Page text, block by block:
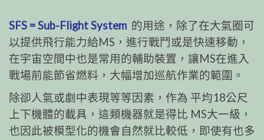
SFS = Sub-Flight System 的用途，除了在大氣圈可
以提供飛行能力給MS，進行戰鬥或是快速移動，
在宇宙空間中也是常用的輔助裝置，讓MS在進入
戰場前能節省燃料，大幅增加巡航作業的範圍。
除卻人氣或劇中表現等等因素，作為 平均18公尺
上下機體的載具，這類機器就是得比 MS大一級，
也因此被模型化的機會自然就比較低，即使有也多